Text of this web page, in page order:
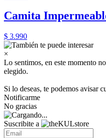
Camita
$ 3.990
×
Lo sentimos, en este momento
elegido.
Si lo deseas, te podemos avisar
Notificarme
No gracias
Suscribite a